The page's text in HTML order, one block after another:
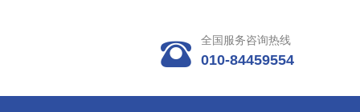
 全国服务咨询热线
010-84459554